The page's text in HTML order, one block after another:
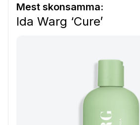
Mest skonsamma:
Ida Warg ‘Cure’